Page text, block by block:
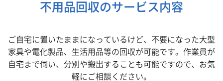
不用品回収のサービス内容
ご自宅に置いたままになっているけど、不要になった大型
家具や電化製品、生活用品等の回収が可能です。作業員が
自宅まで伺い、分別や搬出することも可能ですので、お気
軽にご相談ください。